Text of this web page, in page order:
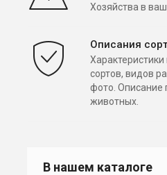
Хозяйства в
Описания
Характеристики
сортов, видов
фото. Описание
животных.
В нашем каталоге